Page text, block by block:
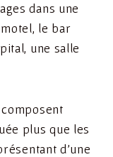
dans une
le bar
une salle
plus que les
d’une